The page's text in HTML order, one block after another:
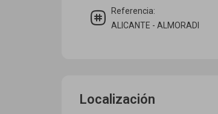
Referencia:
ALICANTE - ALMORADI
Localización